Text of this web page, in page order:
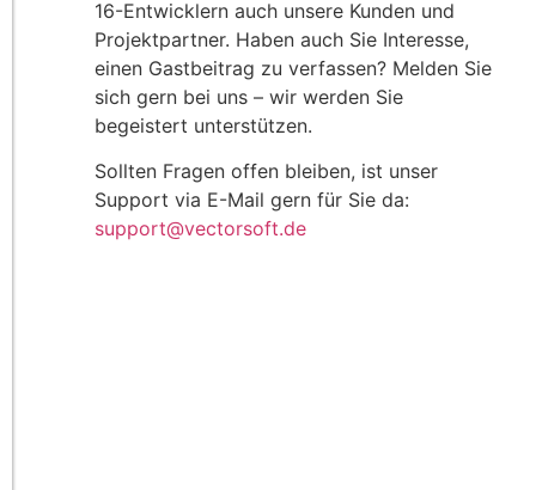
16-Entwicklern auch unsere Kunden und
Projektpartner. Haben auch Sie Interesse,
einen Gastbeitrag zu verfassen? Melden Sie
sich gern bei uns – wir werden Sie
begeistert unterstützen.
Sollten Fragen offen bleiben, ist unser
Support via E-Mail gern für Sie da:
support@vectorsoft.de